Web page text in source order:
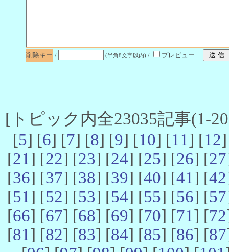
削除キー / (半角8文字以内) / プレビュー
[トピック内全23035記事(1-
[5] [6] [7] [8] [9] [10] [11] [12
[21] [22] [23] [24] [25] [26] [27
[36] [37] [38] [39] [40] [41] [42
[51] [52] [53] [54] [55] [56] [57
[66] [67] [68] [69] [70] [71] [72
[81] [82] [83] [84] [85] [86] [87